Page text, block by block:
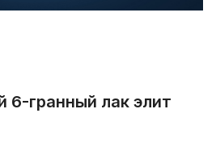
6-гранный лак элит